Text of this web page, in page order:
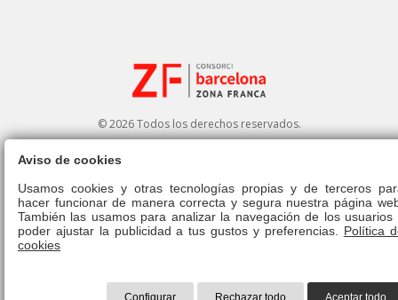
© 2026 Todos los derechos reservados.
Aviso legal|Política de privacidad|Política de cookies|Canal ético|
Derecho de admisión|Normativa
Aviso de cookies
Usamos cookies y otras tecnologías propias y de terceros
hacer funcionar de manera correcta y segura nuestra página
También las usamos para analizar la navegación de los usuarios
poder ajustar la publicidad a tus gustos y preferencias. Política
cookies
Configurar Rechazar todo Aceptar todo